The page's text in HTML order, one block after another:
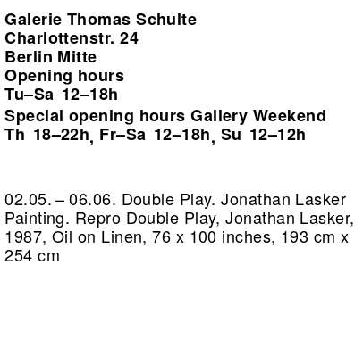
Galerie Thomas Schulte
Charlottenstr. 24
Berlin Mitte
Opening hours
Tu–Sa 12–18h
Special opening hours Gallery Weekend
Th 18–22h, Fr–Sa 12–18h, Su 12–12h
02.05. – 06.06. Double Play. Jonathan Lasker
Painting. Repro Double Play, Jonathan Lasker,
1987, Oil on Linen, 76 x 100 inches, 193 cm x
254 cm